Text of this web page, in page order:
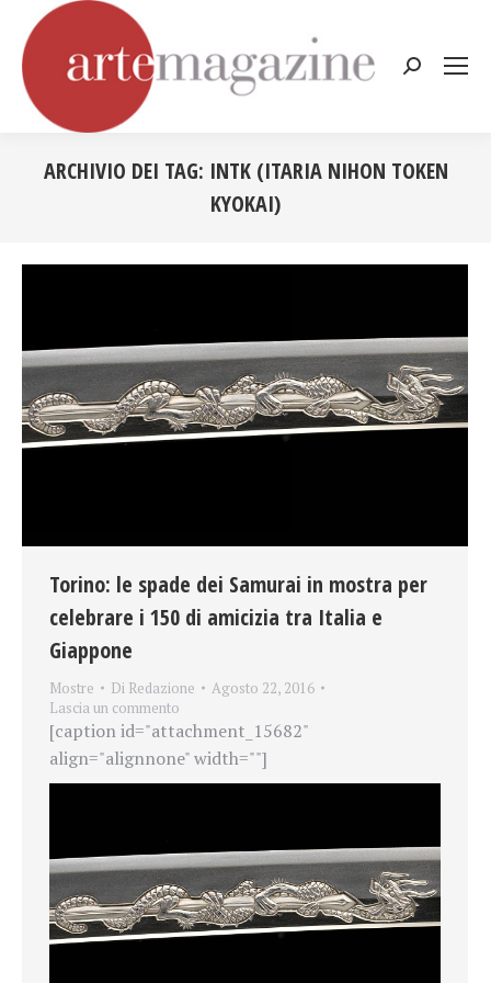
Cerca:
ARCHIVIO DEI TAG: INTK (ITARIA NIHON TOKEN
KYOKAI)
Torino: le spade dei Samurai in mostra per
celebrare i 150 di amicizia tra Italia e
Giappone
Mostre Di Redazione
Agosto 22, 2016
Lascia un commento
[caption id="attachment_15682"
align="alignnone" width=""]